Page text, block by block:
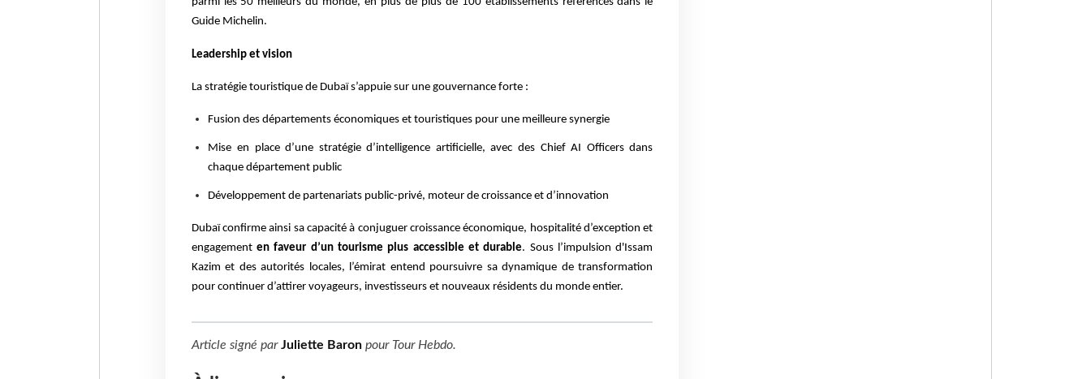
Guide Michelin.
Leadership et vision
La stratégie touristique de Dubaï s’appuie sur une gouvernance forte :
Fusion des départements économiques et touristiques pour une meilleure synergie
Mise en place d’une stratégie d’intelligence artificielle, avec des Chief AI Officers dans
chaque département public
Développement de partenariats public-privé, moteur de croissance et d’innovation
Dubaï confirme ainsi sa capacité à conjuguer croissance économique, hospitalité d’exception et
engagement en faveur d’un tourisme plus accessible et durable. Sous l’impulsion d'Issam
Kazim et des autorités locales, l’émirat entend poursuivre sa dynamique de transformation
pour continuer d’attirer voyageurs, investisseurs et nouveaux résidents du monde entier.
Article signé parJuliette Baronpour Tour Hebdo.